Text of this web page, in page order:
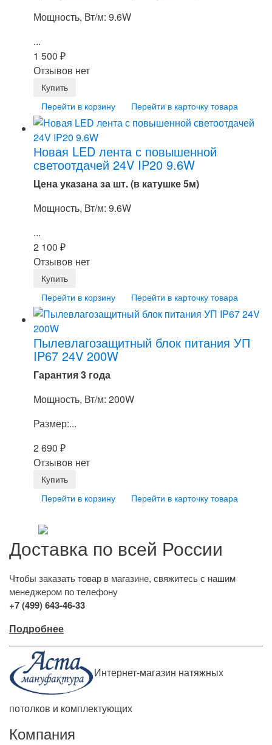
Мощность, Вт/м: 9.6W
...
1 500 ₽
Отзывов нет
Перейти в корзину Перейти в карточку товара
Новая LED лента с повышенной
светоотдачей 24V IP20 9.6W
Цена указана за шт. (в катушке 5м)
Мощность, Вт/м: 9.6W
...
2 100 ₽
Отзывов нет
Перейти в корзину Перейти в карточку товара
Пылевлагозащитный блок питания УП
IP67 24V 200W
Гарантия 3 года
Мощность, Вт/м: 200W
Размер:...
2 690 ₽
Отзывов нет
Перейти в корзину Перейти в карточку товара
Доставка по всей России
Чтобы заказать товар в магазине, свяжитесь с нашим
менеджером по телефону
+7 (499) 643-46-33
Подробнее
Интернет-магазин натяжных
потолков и комплектующих
Компания